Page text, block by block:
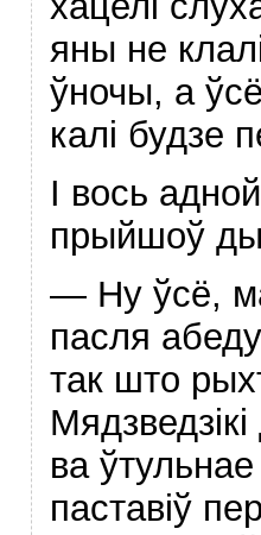
яны не
ўночы, а
калі будзе
І вось
прыйшоў
— Ну ўсё,
пасля
так што
Мядзведзікі
ва
паставіў